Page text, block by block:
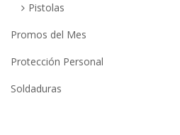
Pistolas
Promos del Mes
Protección Personal
Soldaduras